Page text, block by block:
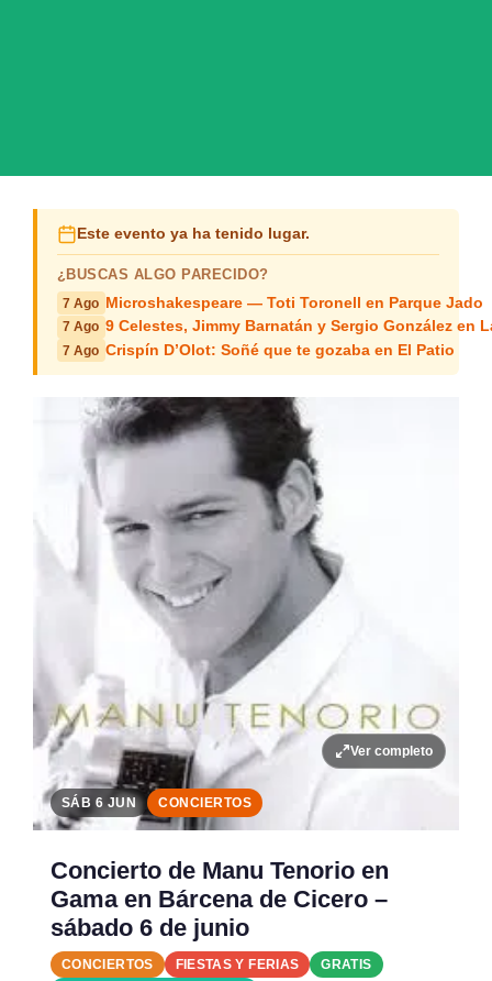
Este evento ya ha tenido lugar.
¿BUSCAS ALGO PARECIDO?
7 Ago Microshakespeare — Toti Toronell en Parque Jado
7 Ago 9 Celestes, Jimmy Barnatán y Sergio González en
7 Ago Crispín D’Olot: Soñé que te gozaba en El Patio
Ver completo
SÁB 6 JUN CONCIERTOS
Concierto de Manu Tenorio en
Gama en Bárcena de Cicero –
sábado 6 de junio
CONCIERTOS FIESTAS Y FERIAS
GRATIS